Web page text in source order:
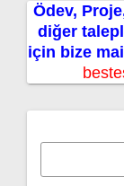
Ödev,
diğer
için bize